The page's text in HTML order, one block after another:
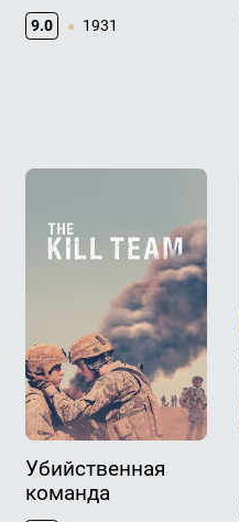
9.0 1931
Убийственная
команда